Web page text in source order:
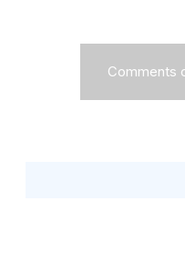
Comments